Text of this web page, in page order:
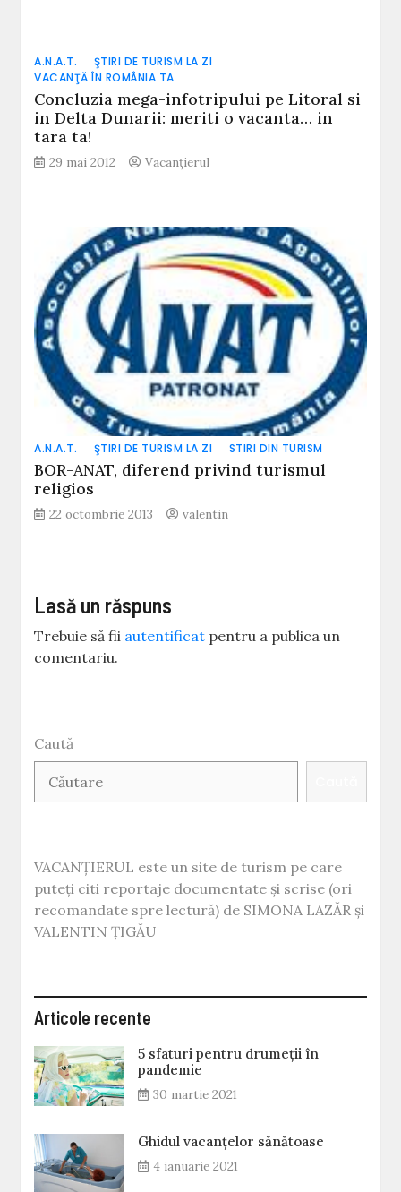
A.N.A.T.
ŞTIRI DE TURISM LA ZI
VACANŢĂ ÎN ROMÂNIA TA
Concluzia mega-infotripului pe Litoral si
in Delta Dunarii: meriti o vacanta… in
tara ta!
29 mai 2012 Vacanțierul
A.N.A.T. ŞTIRI DE TURISM LA ZI STIRI DIN TURISM
BOR-ANAT, diferend privind turismul
religios
22 octombrie 2013 valentin
Lasă un răspuns
Trebuie să fii autentificat pentru a publica un
comentariu.
Caută
VACANȚIERUL este un site de turism pe care
puteți citi reportaje documentate și scrise (ori
recomandate spre lectură) de SIMONA LAZĂR și
VALENTIN ȚIGĂU
Articole recente
5 sfaturi pentru drumeții în
pandemie
30 martie 2021
Ghidul vacanțelor sănătoase
4 ianuarie 2021